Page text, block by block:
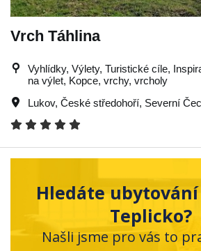
Vrch Táhlina
Vyhlídky, Výlety, Turistické cíle,
na výlet, Kopce, vrchy, vrcholy
Lukov, České středohoří, Severní
Hledáte
Teplicko?
Našli jsme pro vás to